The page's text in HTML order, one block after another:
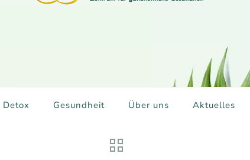
Gesundheit Über uns Aktuelles